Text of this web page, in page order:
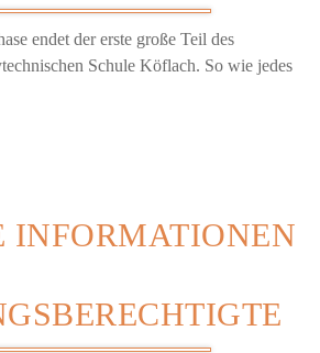
endet der erste große Teil des
Schule Köflach. So wie jedes
INFORMATIONEN